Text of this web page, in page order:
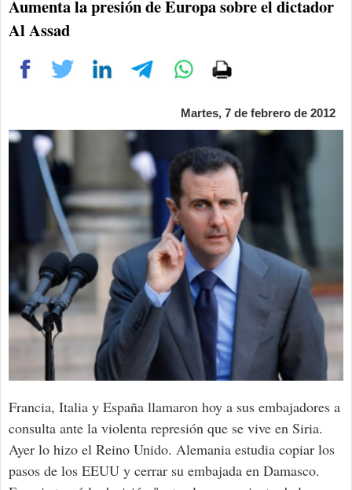
Aumenta la presión de Europa sobre el dictador
Al Assad
Martes, 7 de febrero de 2012
Francia, Italia y España llamaron hoy a sus embajadores a
consulta ante la violenta represión que se vive en Siria.
Ayer lo hizo el Reino Unido. Alemania estudia copiar los
pasos de los EEUU y cerrar su embajada en Damasco.